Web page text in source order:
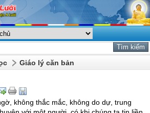
Giáo lý căn bản
không thắc mắc, không do dự, trung